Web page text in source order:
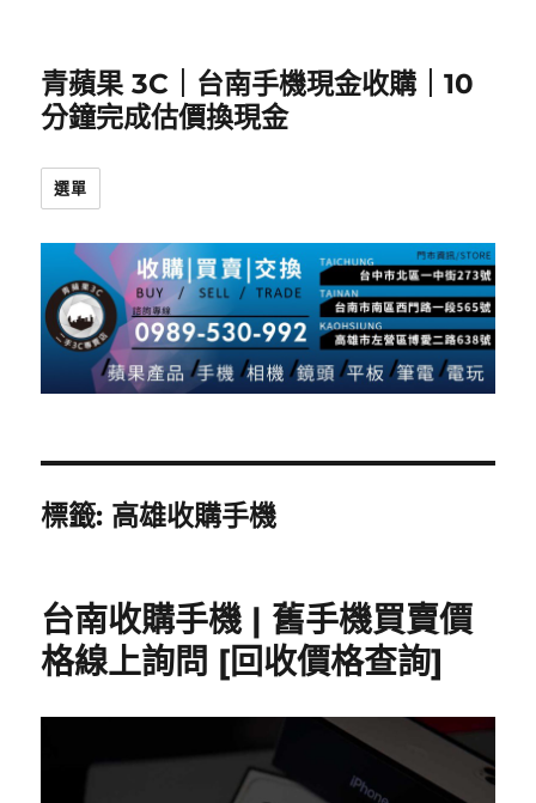
青蘋果 3C｜台南手機現金收購｜10
分鐘完成估價換現金
選單
標籤: 高雄收購手機
台南收購手機 | 舊手機買賣價
格線上詢問 [回收價格查詢]